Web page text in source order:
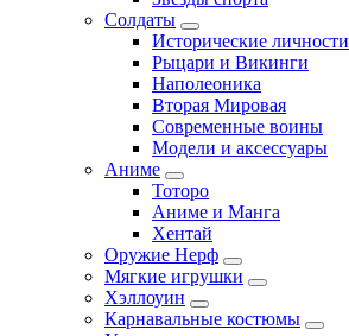
Солдаты
Исторические личности
Рыцари и Викинги
Наполеоника
Вторая Мировая
Современные воины
Модели и аксессуары
Аниме
Тоторо
Аниме и Манга
Хентай
Оружие Нерф
Мягкие игрушки
Хэллоуин
Карнавальные костюмы